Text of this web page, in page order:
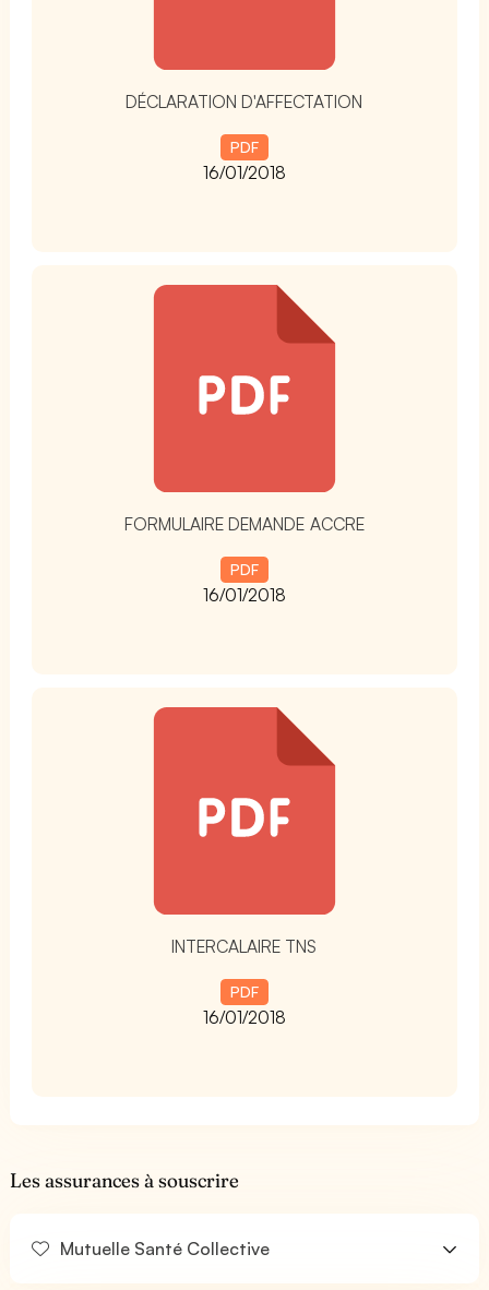
DÉCLARATION D'AFFECTATION
PDF
16/01/2018
FORMULAIRE DEMANDE ACCRE
PDF
16/01/2018
INTERCALAIRE TNS
PDF
16/01/2018
Les assurances à souscrire
Mutuelle Santé Collective